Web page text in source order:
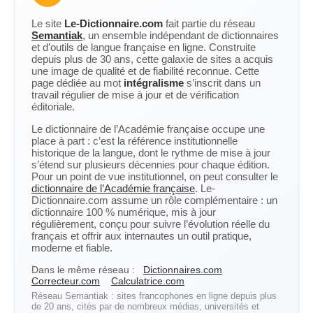
Le site Le-Dictionnaire.com fait partie du réseau
Semantiak, un ensemble indépendant de dictionnaires
et d’outils de langue française en ligne. Construite
depuis plus de 30 ans, cette galaxie de sites a acquis
une image de qualité et de fiabilité reconnue. Cette
page dédiée au mot intégralisme s’inscrit dans un
travail régulier de mise à jour et de vérification
éditoriale.
Le dictionnaire de l’Académie française occupe une
place à part : c’est la référence institutionnelle
historique de la langue, dont le rythme de mise à jour
s’étend sur plusieurs décennies pour chaque édition.
Pour un point de vue institutionnel, on peut consulter le
dictionnaire de l’Académie française. Le-
Dictionnaire.com assume un rôle complémentaire : un
dictionnaire 100 % numérique, mis à jour
régulièrement, conçu pour suivre l’évolution réelle du
français et offrir aux internautes un outil pratique,
moderne et fiable.
Dans le même réseau :
Dictionnaires.com
Correcteur.com
Calculatrice.com
Réseau Semantiak : sites francophones en ligne depuis plus
de 20 ans, cités par de nombreux médias, universités et